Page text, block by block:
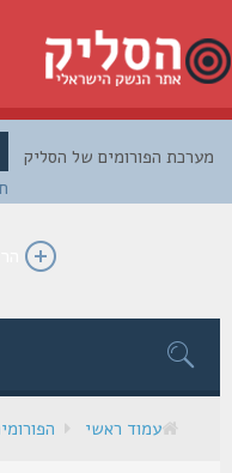
הפורומים של הסליק
הרשמה
עמוד ראשי הפורומים